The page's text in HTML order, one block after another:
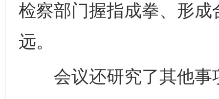
检察部门握指成拳、形
远。
会议还研究了其他事
完善运行机制助力责任有效落实 一纸欠